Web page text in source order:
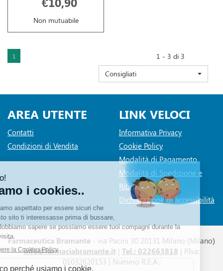
Non mutuabile
1
1 - 3 di 3
Consigliati
AREA UTENTE
Contatti
Condizioni di Vendita
LINK VELOCI
Informativa Privacy
Cookie Policy
Modalità di Pagamento
Modalità di Spedizione e
Ritiro
Dichiarazione di accessibilità
Farmaceutica Bramante - via Pacini 30 20131 Milano (Milano)
info@farmaciabramante.it | Tel.: 022663818 | P.Iva:
01032620153 | Numero R.E.A.: